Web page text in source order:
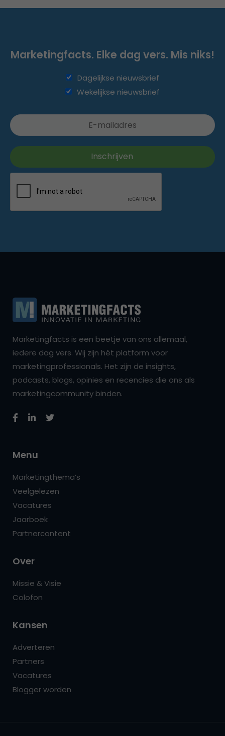
Marketingfacts. Elke dag vers. Mis niks!
Dagelijkse nieuwsbrief
Wekelijkse nieuwsbrief
Marketingfacts is een beetje van ons allemaal,
iedere dag vers. Wij zijn hét platform voor
marketingprofessionals. Het zijn de insights,
podcasts, blogs, opinies en recencies die ons als
marketingcommunity binden.
Menu
Marketingthema’s
Veelgelezen
Vacatures
Jaarboek
Partnercontent
Over
Missie & Visie
Colofon
Kansen
Adverteren
Partners
Vacatures
Blogger worden